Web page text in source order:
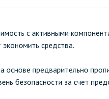
с активными
средства.
основе предварительно
безопасности за счет